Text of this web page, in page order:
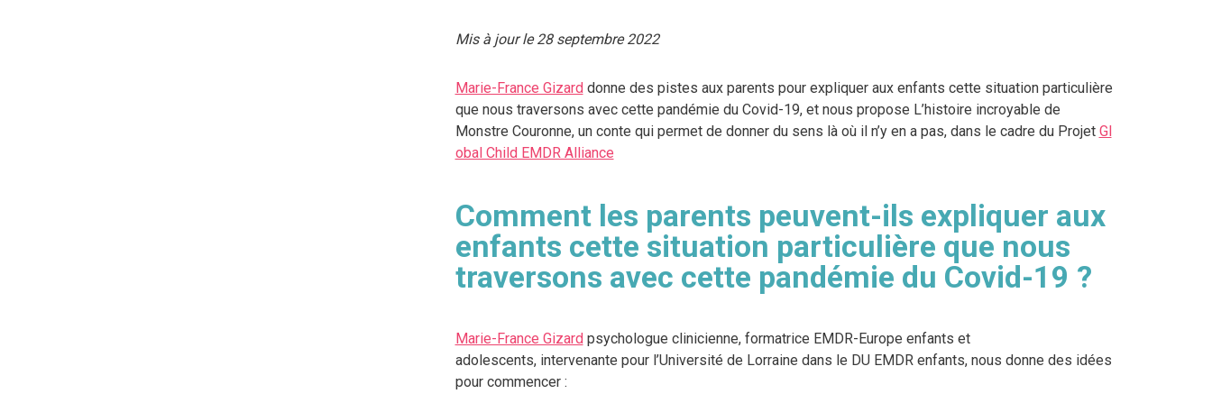
Mis à jour le 28 septembre 2022
Marie-France Gizard donne des pistes aux parents pour expliquer aux enfants cette situation particulière
que nous traversons avec cette pandémie du Covid-19, et nous propose L’histoire incroyable de
Monstre Couronne, un conte qui permet de donner du sens là où il n’y en a pas, dans le cadre du Projet Gl
obal Child EMDR Alliance
Comment les parents peuvent-ils expliquer aux
enfants cette situation particulière que nous
traversons avec cette pandémie du Covid-19 ?
Marie-France Gizard psychologue clinicienne, formatrice EMDR-Europe enfants et
adolescents, intervenante pour l’Université de Lorraine dans le DU EMDR enfants, nous donne des idées
pour commencer :